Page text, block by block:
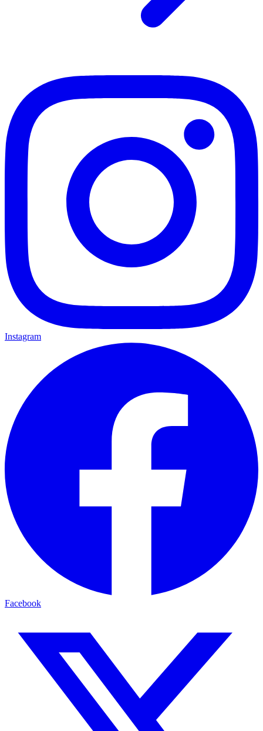
Instagram
Facebook